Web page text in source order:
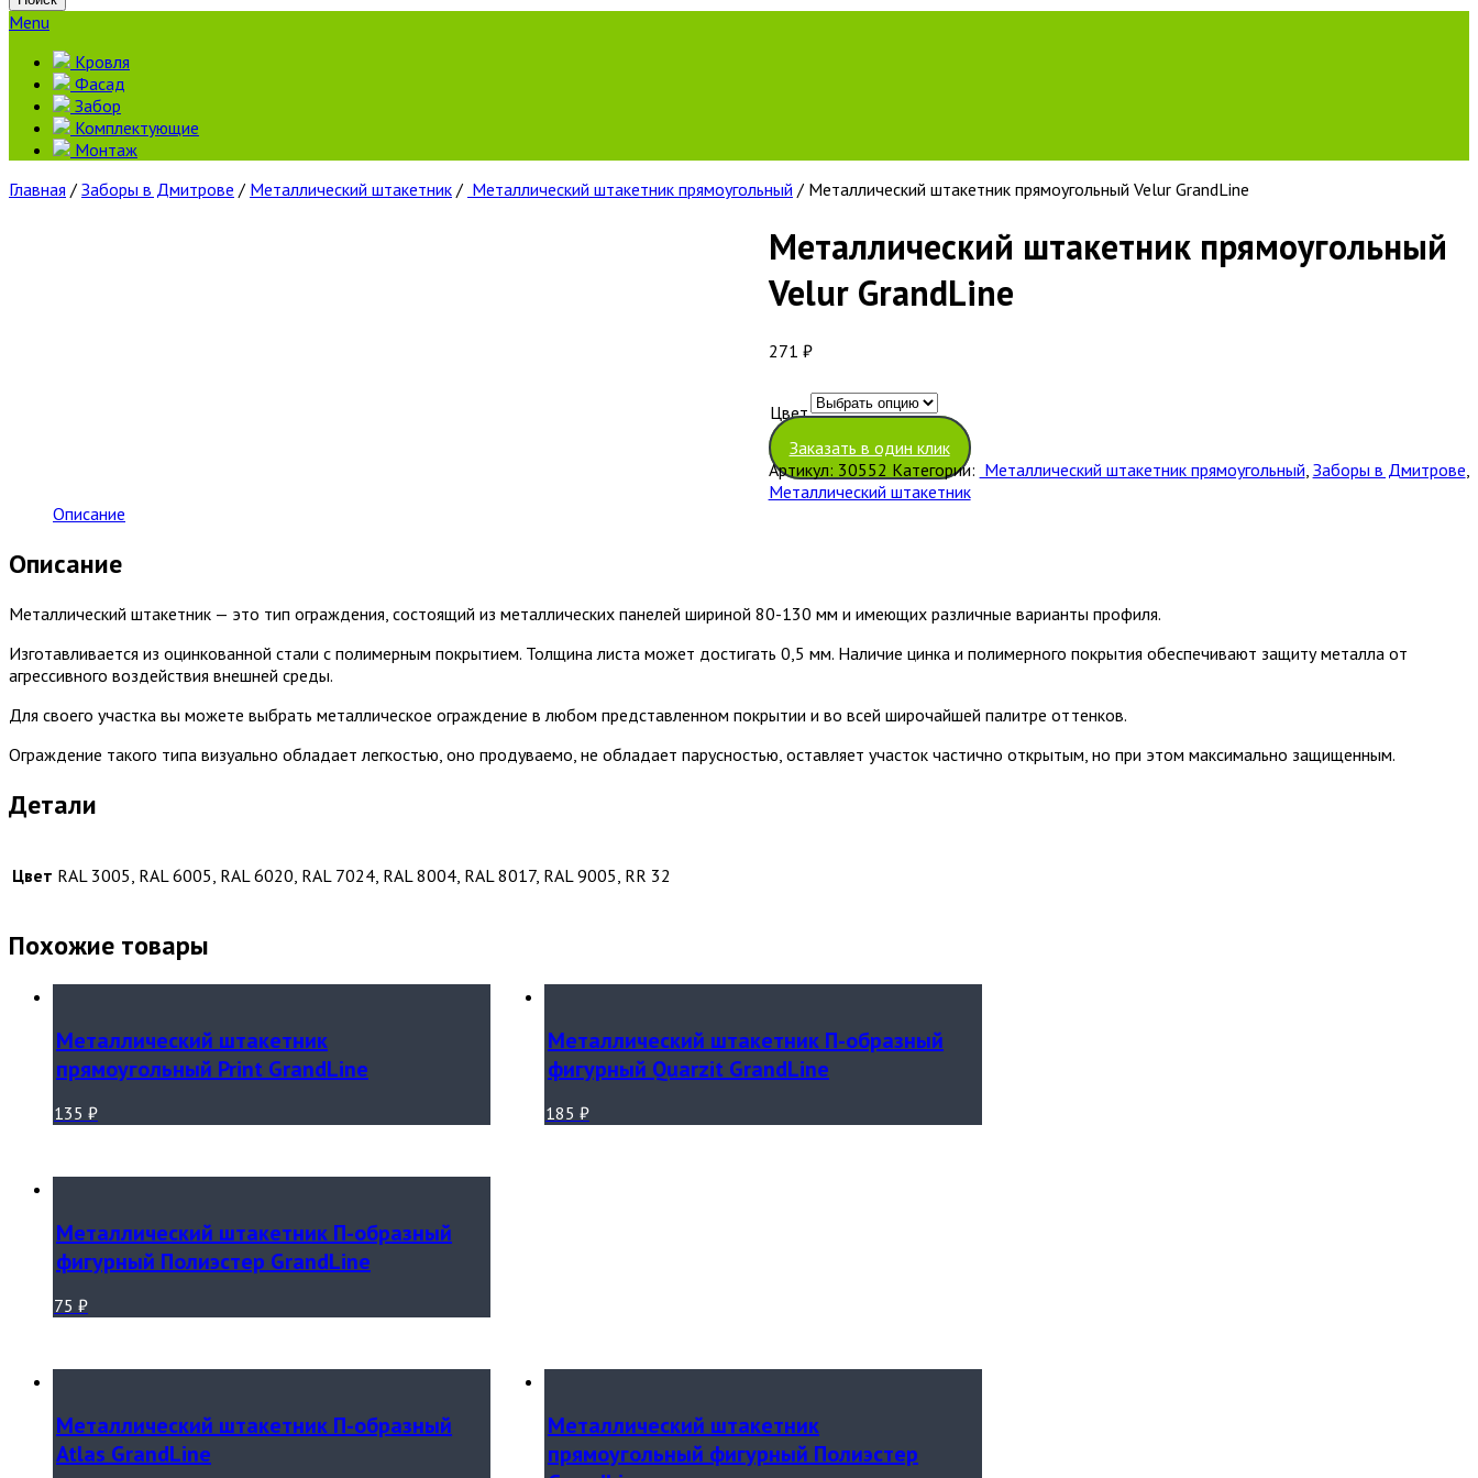
Menu
Кровля
Фасад
Забор
Комплектующие
Монтаж
Главная / Заборы в Дмитрове / Металлический штакетник / Металлический штакетник прямоугольный / Металлический штакетник прямоугольный Velur GrandLine
Металлический штакетник прямоугольный
Velur GrandLine
271 ₽
Цвет
Очистить
Заказать в один клик
Артикул: 30552 Категории: Металлический штакетник прямоугольный Заборы в Дмитрове
Металлический штакетник
Описание
Описание
Металлический штакетник — это тип ограждения, состоящий из металлических панелей шириной 80-130 мм и имеющих различные варианты профиля.
Изготавливается из оцинкованной стали с полимерным покрытием. Толщина листа может достигать 0,5 мм. Наличие цинка и полимерного покрытия обеспечивают защиту металла от
агрессивного воздействия внешней среды.
Для своего участка вы можете выбрать металлическое ограждение в любом представленном покрытии и во всей широчайшей палитре оттенков.
Ограждение такого типа визуально обладает легкостью, оно продуваемо, не обладает парусностью, оставляет участок частично открытым, но при этом максимально защищенным.
Детали
Цвет RAL 3005, RAL 6005, RAL 6020, RAL 7024, RAL 8004, RAL 8017, RAL 9005, RR 32
Похожие товары
Металлический штакетник
прямоугольный Print GrandLine
135 ₽
Металлический штакетник П-образный
фигурный Quarzit GrandLine
185 ₽
Металлический штакетник П-образный
фигурный Полиэстер GrandLine
75 ₽
Металлический штакетник П-образный
Atlas GrandLine
Металлический штакетник
прямоугольный фигурный Полиэстер